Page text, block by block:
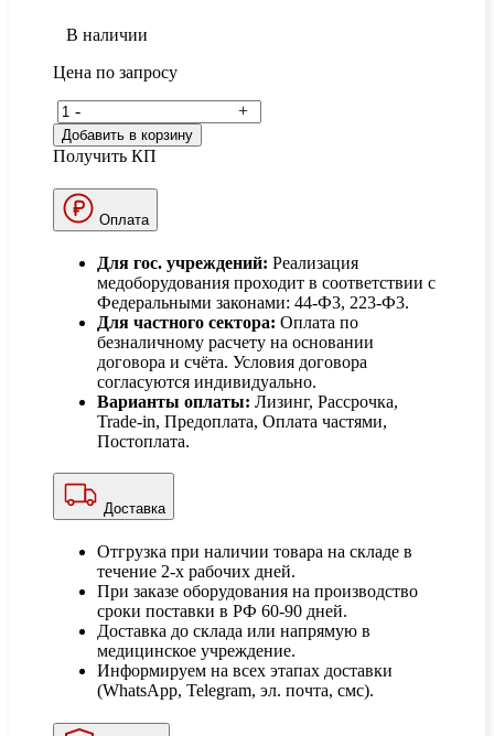
В наличии
Цена по запросу
- +
Добавить в корзину
Получить КП
Оплата
Для гос. учреждений: Реализация
медоборудования проходит в соответствии с
Федеральными законами: 44-Ф3, 223-Ф3.
Для частного сектора: Оплата по
безналичному расчету на основании
договора и счёта. Условия договора
согласуются индивидуально.
Варианты оплаты: Лизинг, Рассрочка,
Trade-in, Предоплата, Оплата частями,
Постоплата.
Доставка
Отгрузка при наличии товара на складе в
течение 2-х рабочих дней.
При заказе оборудования на производство
сроки поставки в РФ 60-90 дней.
Доставка до склада или напрямую в
медицинское учреждение.
Информируем на всех этапах доставки
(WhatsApp, Telegram, эл. почта, смс).